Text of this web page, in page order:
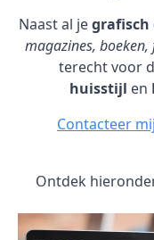
Naast al je
magazines,
terecht voor
huisstijl en
Contacteer mij
Ontdek